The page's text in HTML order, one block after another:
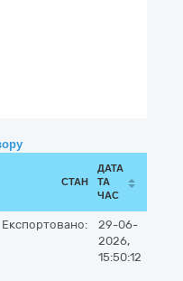
СТАН
ДАТА
ТА
ЧАС
Експортовано:
29-06-
2026,
15:50:12